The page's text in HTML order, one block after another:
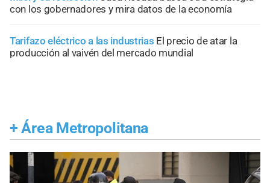
con los gobernadores y mira datos de la economía
Tarifazo eléctrico a las industrias El precio de atar la
producción al vaivén del mercado mundial
+ Área Metropolitana